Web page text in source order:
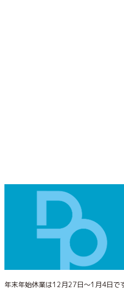
年末年始休業は12月27日〜1月4日で